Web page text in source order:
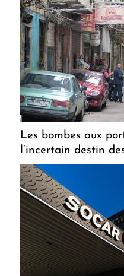
Les bombes aux
l’incertain destin